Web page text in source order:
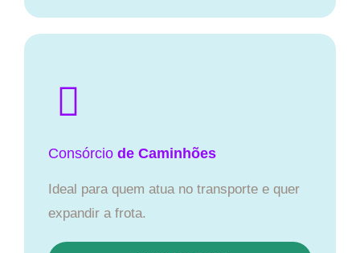
Consórcio de Caminhões
Ideal para quem atua no transporte e quer
expandir a frota.